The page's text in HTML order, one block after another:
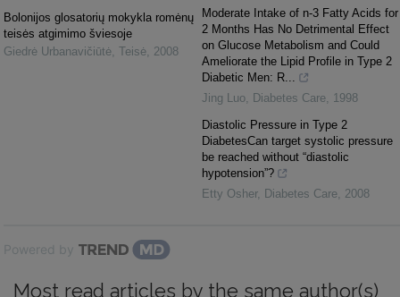
Bolonijos glosatorių mokykla romėnų
teisės atgimimo šviesoje
Giedrė Urbanavičiūtė, Teisė, 2008
Moderate Intake of n-3 Fatty Acids for
2 Months Has No Detrimental Effect
on Glucose Metabolism and Could
Ameliorate the Lipid Profile in Type 2
Diabetic Men: R...
Jing Luo, Diabetes Care, 1998
Diastolic Pressure in Type 2
DiabetesCan target systolic pressure
be reached without “diastolic
hypotension”?
Etty Osher, Diabetes Care, 2008
Powered by
Most read articles by the same author(s)